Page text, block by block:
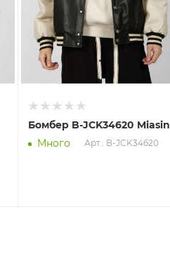
Бомбер B-JCK34620 Miasin
Много
Арт.: B-JCK34620